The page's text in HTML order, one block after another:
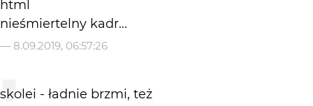
html
nieśmiertelny kadr...
— 8.09.2019, 06:57:26
skolei - ładnie brzmi, też